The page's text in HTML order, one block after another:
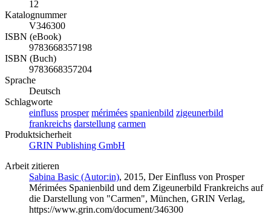
12
Katalognummer
V346300
ISBN (eBook)
9783668357198
ISBN (Buch)
9783668357204
Sprache
Deutsch
Schlagworte
einfluss prosper mérimées spanienbild zigeunerbild
frankreichs darstellung carmen
Produktsicherheit
GRIN Publishing GmbH
Arbeit zitieren
Sabina Basic (Autor:in), 2015, Der Einfluss von Prosper
Mérimées Spanienbild und dem Zigeunerbild Frankreichs auf
die Darstellung von "Carmen", München, GRIN Verlag,
https://www.grin.com/document/346300